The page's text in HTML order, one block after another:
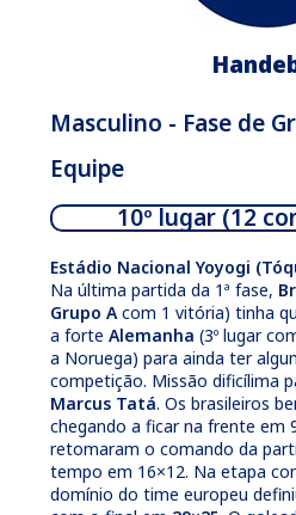
Masculino - Fase de
Equipe
10º lugar (12
Estádio Nacional Yoyogi
Na última partida da 1ª fase,
Grupo Acom 1 vitória) tinha
a forteAlemanha (3º lugar
a Noruega) para ainda ter
competição. Missão dificílima
Marcus Tatá. Os brasileiros
chegando a ficar na frente em
retomaram o comando da
tempo em 16×12. Na etapa
domínio do time europeu